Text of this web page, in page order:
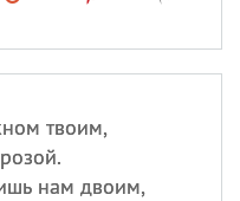
твоим,
нам двоим,
значение